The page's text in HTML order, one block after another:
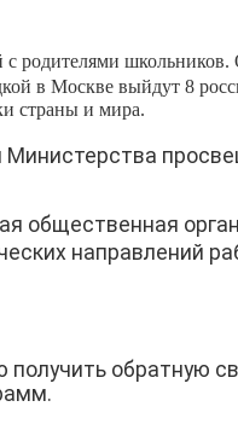
родителями
в Москве выйдут 8
страны и мира.
Министерства
общественная
направлений
получить обратную